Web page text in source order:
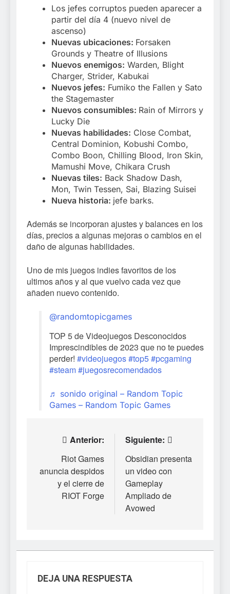
Los jefes corruptos pueden aparecer a
partir del día 4 (nuevo nivel de
ascenso)
Nuevas ubicaciones: Forsaken
Grounds y Theatre of Illusions
Nuevos enemigos: Warden, Blight
Charger, Strider, Kabukai
Nuevos jefes: Fumiko the Fallen y Sato
the Stagemaster
Nuevos consumibles: Rain of Mirrors y
Lucky Die
Nuevas habilidades: Close Combat,
Central Dominion, Kobushi Combo,
Combo Boon, Chilling Blood, Iron Skin,
Mamushi Move, Chikara Crush
Nuevas tiles: Back Shadow Dash,
Mon, Twin Tessen, Sai, Blazing Suisei
Nueva historia: jefe barks.
Además se incorporan ajustes y balances en los
días, precios a algunas mejoras o cambios en el
daño de algunas habilidades.
Uno de mis juegos indies favoritos de los
ultimos años y al que vuelvo cada vez que
añaden nuevo contenido.
@randomtopicgames
TOP 5 de Videojuegos Desconocidos
Imprescindibles de 2023 que no te puedes
perder! #videojuegos#top5#pcgaming
#steam#juegosrecomendados
♬ sonido original – Random Topic
Games – Random Topic Games
Navegación
entradas
Anterior:
Riot Games
anuncia despidos
y el cierre de
RIOT Forge
Siguiente:
Obsidian presenta
un video con
Gameplay
Ampliado de
Avowed
DEJA UNA RESPUESTA